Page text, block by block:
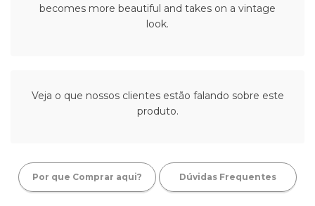
becomes more beautiful and takes on a vintage
look.
Veja o que nossos clientes estão falando sobre este
produto.
Por que Comprar aqui? Dúvidas Frequentes